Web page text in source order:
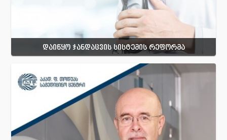
დაიწყო ჯანდაცვის სისტემის რეფორმა